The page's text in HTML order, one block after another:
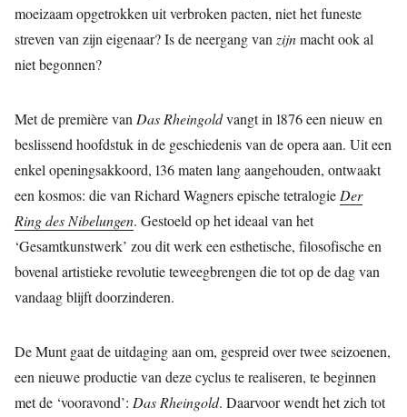
moeizaam opgetrokken uit verbroken pacten, niet het funeste
streven van zijn eigenaar? Is de neergang van zijnmacht ook al
niet begonnen?
Met de première van Das Rheingoldvangt in 1876 een nieuw en
beslissend hoofdstuk in de geschiedenis van de opera aan. Uit een
enkel openingsakkoord, 136 maten lang aangehouden, ontwaakt
een kosmos: die van Richard Wagners epische tetralogie Der
Ring des Nibelungen. Gestoeld op het ideaal van het
‘Gesamtkunstwerk’ zou dit werk een esthetische, filosofische en
bovenal artistieke revolutie teweegbrengen die tot op de dag van
vandaag blijft doorzinderen.
De Munt gaat de uitdaging aan om, gespreid over twee seizoenen,
een nieuwe productie van deze cyclus te realiseren, te beginnen
met de ‘vooravond’: Das Rheingold. Daarvoor wendt het zich tot